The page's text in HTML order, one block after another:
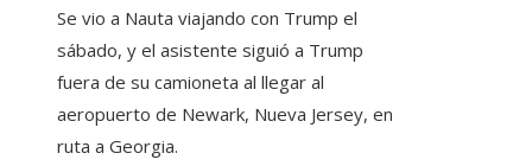
Se vio a Nauta viajando con Trump el
sábado, y el asistente siguió a Trump
fuera de su camioneta al llegar al
aeropuerto de Newark, Nueva Jersey, en
ruta a Georgia.